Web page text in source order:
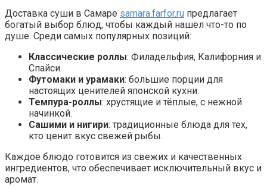
Доставка суши в Самаре samara.farfor.ru предлагает
богатый выбор блюд, чтобы каждый нашёл что-то по
душе. Среди самых популярных позиций:
Классические роллы: Филадельфия, Калифорния и
Спайси.
Футомаки и урамаки: большие порции для
настоящих ценителей японской кухни.
Темпура-роллы: хрустящие и тёплые, с нежной
начинкой.
Сашими и нигири: традиционные блюда для тех,
кто ценит вкус свежей рыбы.
Каждое блюдо готовится из свежих и качественных
ингредиентов, что обеспечивает исключительный вкус и
аромат.